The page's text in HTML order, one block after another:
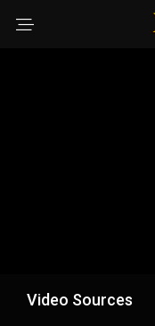
Video Sources